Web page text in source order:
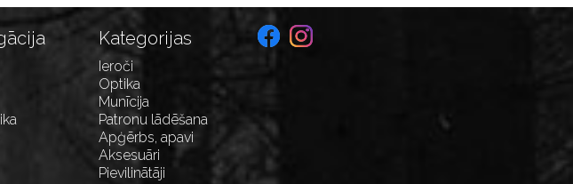
Kategorijas
Ieroči
Optika
Munīcija
Patronu lādēšana
Apģērbs, apavi
Aksesuāri
Pievilinātāji